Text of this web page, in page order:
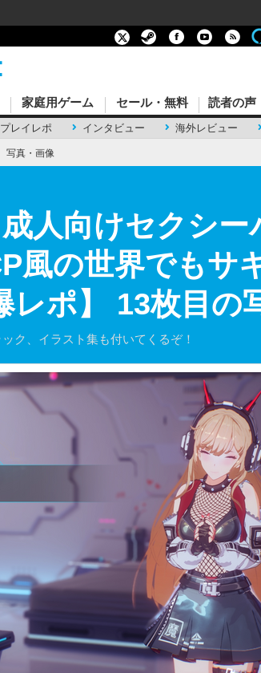
プレイレポ インタビュー 海外レビュー
家庭用ゲーム セール・無料 読者の声
写真・画像
人向けセクシ
風の世界でもサ
レポ】 13枚目の
ク、イラスト集も付いてくるぞ！